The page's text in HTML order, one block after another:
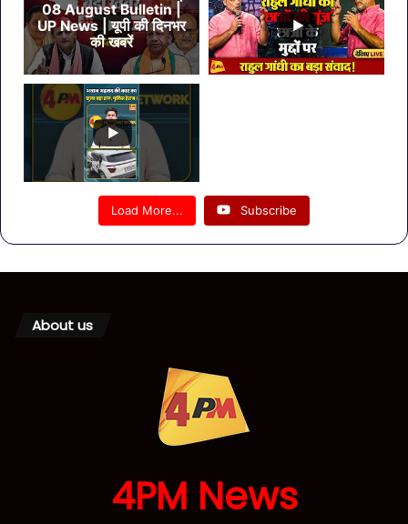
08 August Bulletin |
UP News | यूपी की दिनभर
की खबरें
Load More... Subscribe
About us
4PM News